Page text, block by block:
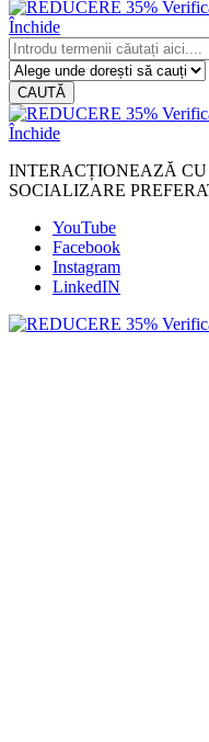
Închide
CAUTĂ
Închide
INTERACȚIONEAZĂ
SOCIALIZARE
YouTube
Facebook
Instagram
LinkedIN